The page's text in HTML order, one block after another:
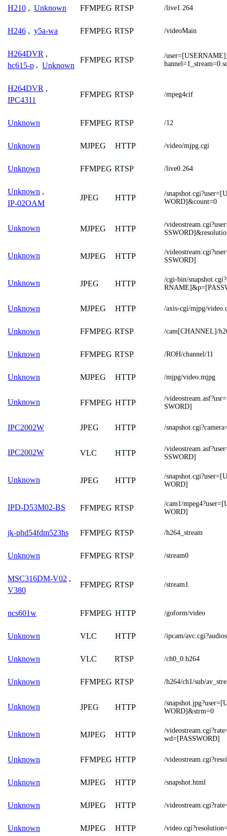
H210 , Unknown FFMPEG RTSP /live1.264
H246 , y5a-wa FFMPEG RTSP /videoMain
H264DVR ,
hc615-p , Unknown
FFMPEG RTSP
/
H264DVR ,
IPC4311
FFMPEG RTSP /mpeg4cif
Unknown FFMPEG RTSP /12
Unknown MJPEG HTTP /video/mjpg.cgi
Unknown FFMPEG RTSP /live0.264
Unknown ,
IP-02OAM
JPEG HTTP
/
WORD]&count=0
Unknown MJPEG HTTP
/
Unknown MJPEG HTTP
/
SSWORD]
Unknown JPEG HTTP
/cgi-bin/
Unknown MJPEG HTTP /axis-cgi/mjpg/
Unknown FFMPEG RTSP /cam[CHANNEL]/
Unknown FFMPEG RTSP /ROH/channel/11
Unknown MJPEG HTTP /mjpg/video.mjpg
Unknown FFMPEG HTTP
/
SWORD]
IPC2002W JPEG HTTP /
IPC2002W VLC HTTP
/
SSWORD]
Unknown JPEG HTTP
/
WORD]
IPD-D53M02-BS FFMPEG RTSP
/cam1/
WORD]
jk-phd54fdm523hs FFMPEG RTSP /h264_stream
Unknown FFMPEG RTSP /stream0
MSC316DM-V02 ,
V380
FFMPEG RTSP /stream1
ncs601w FFMPEG HTTP /goform/video
Unknown VLC HTTP /ipcam/
Unknown VLC RTSP /ch0_0.h264
Unknown FFMPEG RTSP /h264/ch1/sub/
Unknown JPEG HTTP
/
WORD]&strm=0
Unknown MJPEG HTTP
/
wd=[PASSWORD]
Unknown FFMPEG HTTP /
Unknown MJPEG HTTP /snapshot.html
Unknown MJPEG HTTP /
Unknown MJPEG HTTP /